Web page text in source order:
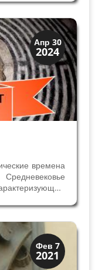
девизов
намерения
Апр 30
2024
времена
местах, таких
церквей,
Фев 7
2021